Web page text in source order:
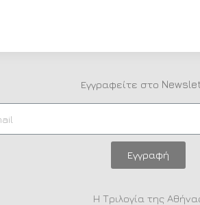
Εγγραφείτε στο
Εγγραφή
Η Τριλογία της